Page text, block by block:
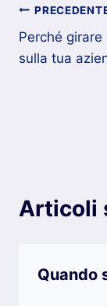
b
o
o
articoli
Perché
sulla tua
Articoli
Quando